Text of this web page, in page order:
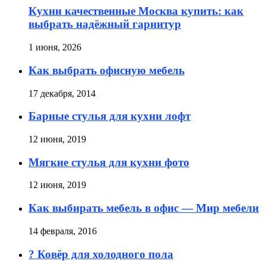
Кухни качественные Москва купить: как
выбрать надёжный гарнитур
1 июня, 2026
Как выбрать офисную мебель
17 декабря, 2014
Барные стулья для кухни лофт
12 июня, 2019
Мягкие стулья для кухни фото
12 июня, 2019
Как выбирать мебель в офис — Мир мебели
14 февраля, 2016
? Ковёр для холодного пола